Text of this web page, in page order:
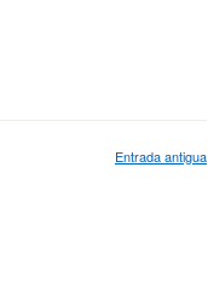
Entrada antigua